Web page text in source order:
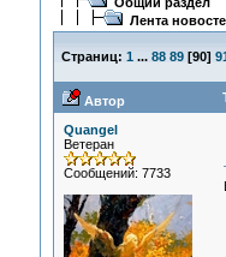
Лента
Страниц: 1 ... 88 89[90]
Автор
Quangel
Ветеран
Сообщений: 7733